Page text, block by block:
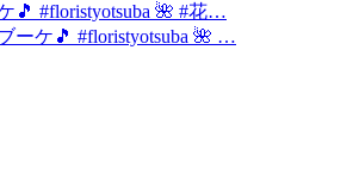
🎵 #floristyotsuba 🌺 #花…
ーケ🎵 #floristyotsuba 🌺 …